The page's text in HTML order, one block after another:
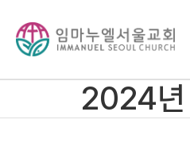
2024년